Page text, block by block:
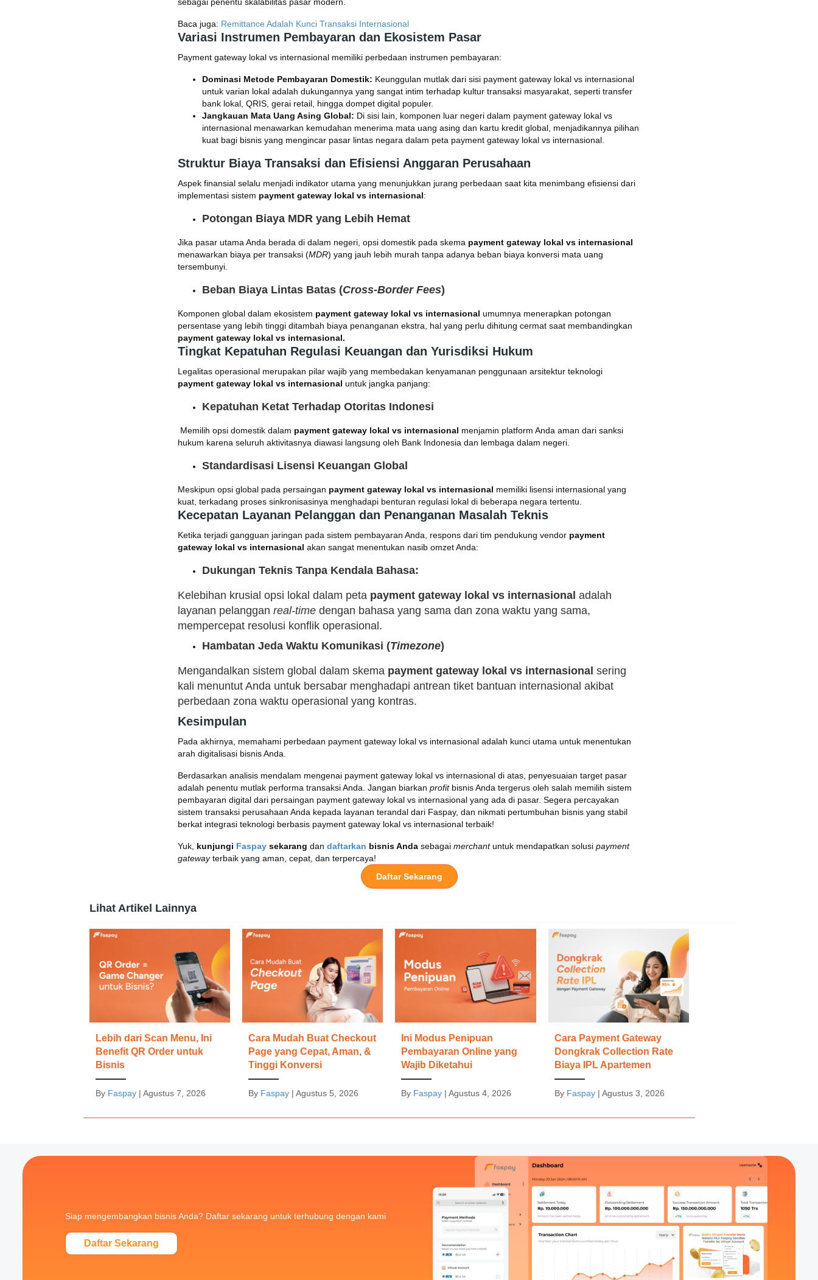
Baca juga: Remittance Adalah Kunci Transaksi Internasional
Variasi Instrumen Pembayaran dan Ekosistem Pasar
Payment gateway lokal vs internasional memiliki perbedaan instrumen pembayaran:
Dominasi Metode Pembayaran Domestik: Keunggulan mutlak dari sisi payment gateway lokal vs internasional
untuk varian lokal adalah dukungannya yang sangat intim terhadap kultur transaksi masyarakat, seperti transfer
bank lokal, QRIS, gerai retail, hingga dompet digital populer.
Jangkauan Mata Uang Asing Global: Di sisi lain, komponen luar negeri dalam payment gateway lokal vs
internasional menawarkan kemudahan menerima mata uang asing dan kartu kredit global, menjadikannya pilihan
kuat bagi bisnis yang mengincar pasar lintas negara dalam peta payment gateway lokal vs internasional.
Struktur Biaya Transaksi dan Efisiensi Anggaran Perusahaan
Aspek finansial selalu menjadi indikator utama yang menunjukkan jurang perbedaan saat kita menimbang efisiensi dari
implementasi sistem payment gateway lokal vs internasional:
Potongan Biaya MDR yang Lebih Hemat
Jika pasar utama Anda berada di dalam negeri, opsi domestik pada skema payment gateway lokal vs internasional
menawarkan biaya per transaksi (MDR) yang jauh lebih murah tanpa adanya beban biaya konversi mata uang
tersembunyi.
Beban Biaya Lintas Batas (Cross-Border Fees)
Komponen global dalam ekosistem payment gateway lokal vs internasional umumnya menerapkan potongan
persentase yang lebih tinggi ditambah biaya penanganan ekstra, hal yang perlu dihitung cermat saat membandingkan
payment gateway lokal vs internasional.
Tingkat Kepatuhan Regulasi Keuangan dan Yurisdiksi Hukum
Legalitas operasional merupakan pilar wajib yang membedakan kenyamanan penggunaan arsitektur teknologi
payment gateway lokal vs internasional untuk jangka panjang:
Kepatuhan Ketat Terhadap Otoritas Indonesi
Memilih opsi domestik dalam payment gateway lokal vs internasional menjamin platform Anda aman dari sanksi
hukum karena seluruh aktivitasnya diawasi langsung oleh Bank Indonesia dan lembaga dalam negeri.
Standardisasi Lisensi Keuangan Global
Meskipun opsi global pada persaingan payment gateway lokal vs internasional memiliki lisensi internasional yang
kuat, terkadang proses sinkronisasinya menghadapi benturan regulasi lokal di beberapa negara tertentu.
Kecepatan Layanan Pelanggan dan Penanganan Masalah Teknis
Ketika terjadi gangguan jaringan pada sistem pembayaran Anda, respons dari tim pendukung vendor payment
gateway lokal vs internasional akan sangat menentukan nasib omzet Anda:
Dukungan Teknis Tanpa Kendala Bahasa:
Kelebihan krusial opsi lokal dalam peta payment gateway lokal vs internasional adalah
layanan pelanggan real-time dengan bahasa yang sama dan zona waktu yang sama,
mempercepat resolusi konflik operasional.
Hambatan Jeda Waktu Komunikasi (Timezone)
Mengandalkan sistem global dalam skema payment gateway lokal vs internasional sering
kali menuntut Anda untuk bersabar menghadapi antrean tiket bantuan internasional akibat
perbedaan zona waktu operasional yang kontras.
Kesimpulan
Pada akhirnya, memahami perbedaan payment gateway lokal vs internasional adalah kunci utama untuk menentukan
arah digitalisasi bisnis Anda.
Berdasarkan analisis mendalam mengenai payment gateway lokal vs internasional di atas, penyesuaian target pasar
adalah penentu mutlak performa transaksi Anda. Jangan biarkan profitbisnis Anda tergerus oleh salah memilih sistem
pembayaran digital dari persaingan payment gateway lokal vs internasional yang ada di pasar. Segera percayakan
sistem transaksi perusahaan Anda kepada layanan terandal dari Faspay, dan nikmati pertumbuhan bisnis yang stabil
berkat integrasi teknologi berbasis payment gateway lokal vs internasional terbaik!
Yuk, kunjungi Faspay sekarang dan daftarkan bisnis Anda sebagai merchantuntuk mendapatkan solusi payment
gatewayterbaik yang aman, cepat, dan terpercaya!
Daftar Sekarang
Lihat Artikel Lainnya
Lebih dari Scan Menu, Ini
Benefit QR Order untuk
Bisnis
By Faspay | Agustus 7, 2026
Cara Mudah Buat Checkout
Page yang Cepat, Aman, &
Tinggi Konversi
By Faspay |Agustus 5, 2026
Ini Modus Penipuan
Pembayaran Online yang
Wajib Diketahui
By Faspay |Agustus 4, 2026
Cara Payment Gateway
Dongkrak Collection Rate
Biaya IPL Apartemen
By Faspay | Agustus 3, 2026
Siap mengembangkan bisnis Anda? Daftar sekarang untuk terhubung dengan kami
Daftar Sekarang